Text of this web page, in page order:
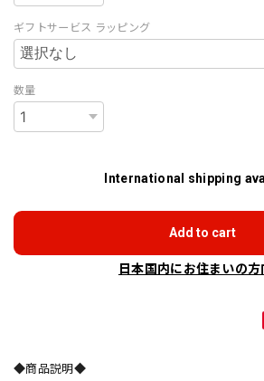
ギフトサービス ラッピング
数量
International shipping
Add to cart
日本国内にお住まいの方
◆商品説明◆